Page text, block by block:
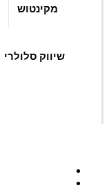
מקינטוש
שיווק סלולרי